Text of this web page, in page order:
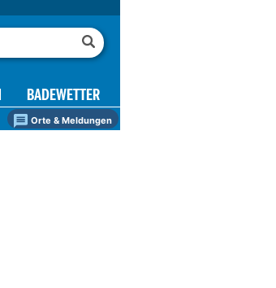
BADEWETTER
Orte & Meldungen